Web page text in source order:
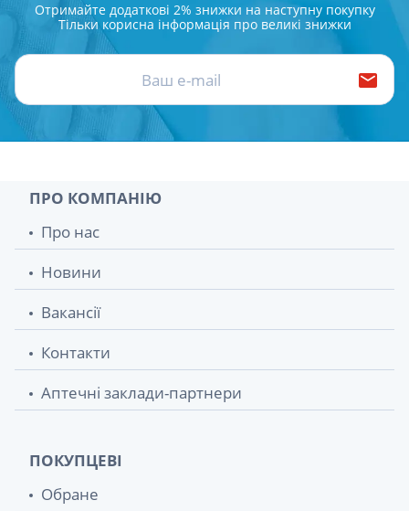
Отримайте додаткові 2% знижки на наступну покупку
Тільки корисна інформація про великі знижки
ПРО КОМПАНІЮ
Про нас
Новини
Вакансії
Контакти
Аптечні заклади-партнери
ПОКУПЦЕВІ
Обране